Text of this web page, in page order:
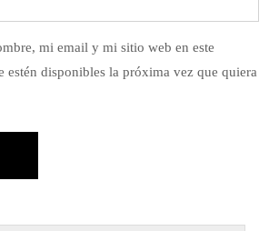
mi email y mi sitio web en este
estén disponibles la próxima vez que quiera